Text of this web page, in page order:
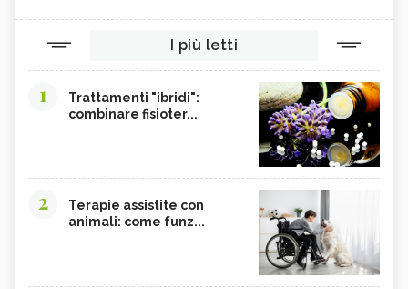
I più letti
1
Trattamenti "ibridi":
combinare fisioter...
2
Terapie assistite con
animali: come funz...